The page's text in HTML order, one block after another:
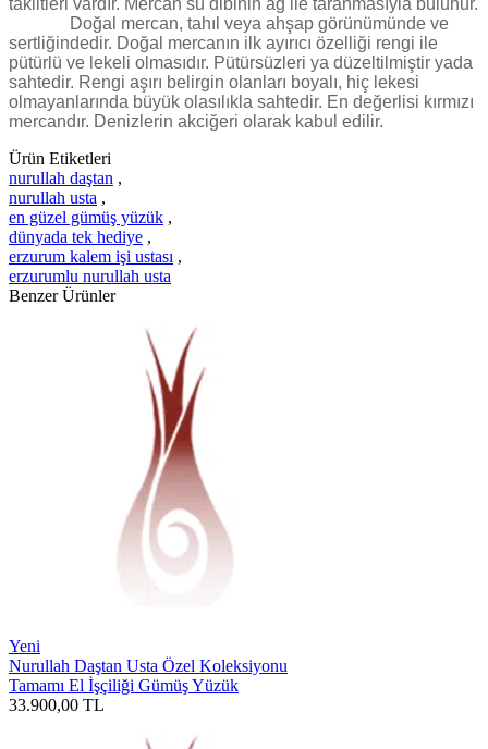
Doğal mercan, tahıl veya ahşap görünümünde ve
sertliğindedir. Doğal mercanın ilk ayırıcı özelliği rengi ile
pütürlü ve lekeli olmasıdır. Pütürsüzleri ya düzeltilmiştir yada
sahtedir. Rengi aşırı belirgin olanları boyalı, hiç lekesi
olmayanlarında büyük olasılıkla sahtedir. En değerlisi kırmızı
mercandır. Denizlerin akciğeri olarak kabul edilir.
Ürün Etiketleri
nurullah daştan ,
nurullah usta ,
en güzel gümüş yüzük ,
dünyada tek hediye ,
erzurum kalem işi ustası ,
erzurumlu nurullah usta
Benzer Ürünler
Yeni
Nurullah Daştan Usta Özel Koleksiyonu
Tamamı El İşçiliği Gümüş Yüzük
33.900,00 TL